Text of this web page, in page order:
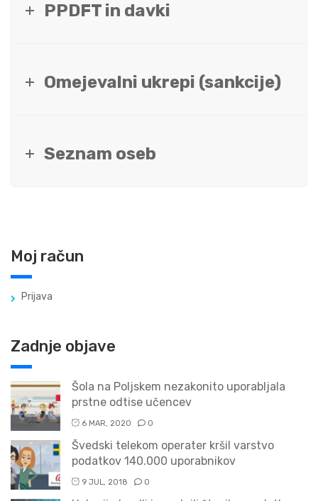
PPDFT in davki
Omejevalni ukrepi (sankcije)
Seznam oseb
Moj račun
Prijava
Zadnje objave
Šola na Poljskem nezakonito uporabljala
prstne odtise učencev
6 MAR, 2020 0
Švedski telekom operater kršil varstvo
podatkov 140.000 uporabnikov
9 JUL, 2018 0